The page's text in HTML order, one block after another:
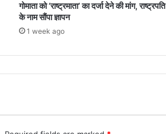
गोमाता को ‘राष्ट्रमाता’ का दर्जा देने की मांग, राष्ट्रपति
के नाम सौंपा ज्ञापन
1 week ago